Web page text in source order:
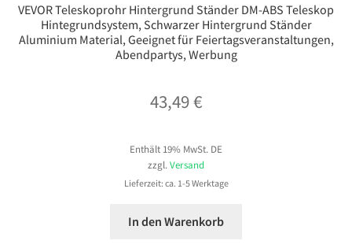
VEVOR Teleskoprohr Hintergrund Ständer DM-ABS Teleskop
Hintegrundsystem, Schwarzer Hintergrund Ständer
Aluminium Material, Geeignet für Feiertagsveranstaltungen,
Abendpartys, Werbung
43,49€
Enthält 19% MwSt. DE
zzgl. Versand
Lieferzeit: ca. 1-5 Werktage
In den Warenkorb